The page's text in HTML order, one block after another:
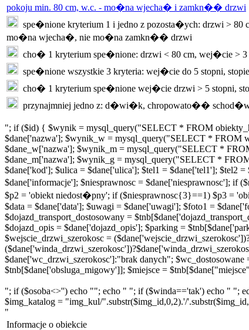
pokoju min. 80 cm, w.c. - mo�na wjecha� i zamkn�� drzwi
spe�nione kryterium 1 i jedno z pozosta�ych: drzwi > 80
mo�na wjecha�, nie mo�na zamkn�� drzwi
cho� 1 kryterium spe�nione: drzwi < 80 cm, wej�cie >
spe�nione wszystkie 3 kryteria: wej�cie do 5 stopni,
cho� 1 kryterium spe�nione wej�cie drzwi > 5 stopni,
przynajmniej jedno z: d�wi�k, chropowato��
"; if ($id) { $wynik = mysql_query("SELECT * FROM
$dane['nazwa']; $wynik_w = mysql_query("SELECT * FROM
$dane_w['nazwa']; $wynik_m = mysql_query("SELECT *
$dane_m['nazwa']; $wynik_g = mysql_query("SELECT *
$dane['kod']; $ulica = $dane['ulica']; $tel1 = $dane['tel1']; $tel2
$dane['informacje']; $niesprawnosc = $dane['niesprawnosc'];
$p2 = 'obiekt niedost�pny'; if ($niesprawnosc{3}==1) $p3 =
$data = $dane['data']; $uwagi = $dane['uwagi']; $foto1 =
$dojazd_transport_dostosowany =
$dojazd_opis = $dane['dojazd_opis']; $parking =
$wejscie_drzwi_szerokosc =
$dane['wc_drzwi_szerokosc']:"brak danych";
$tnb[$dane['obsluga_migowy']]; $miejsce =
"; if ($osoba<>'') echo ""; echo " "; if ($winda=='tak') echo " ";
$img_katalog = "img_kul/".substr($img_id,0,2).'/
"
Informacje o obiekcie